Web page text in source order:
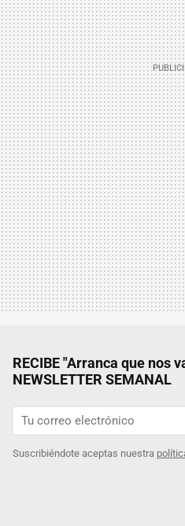
RECIBE "Arranca que nos
NEWSLETTER SEMANAL
Suscribiéndote aceptas nuestra